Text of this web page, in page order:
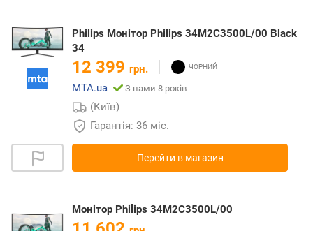
Philips Монітор Philips 34M2C3500L/00 Black
34
12 399 грн.
MTA.ua
З нами 8 років
(Київ)
Гарантія: 36 міс.
Перейти в магазин
Монітор Philips 34M2C3500L/00